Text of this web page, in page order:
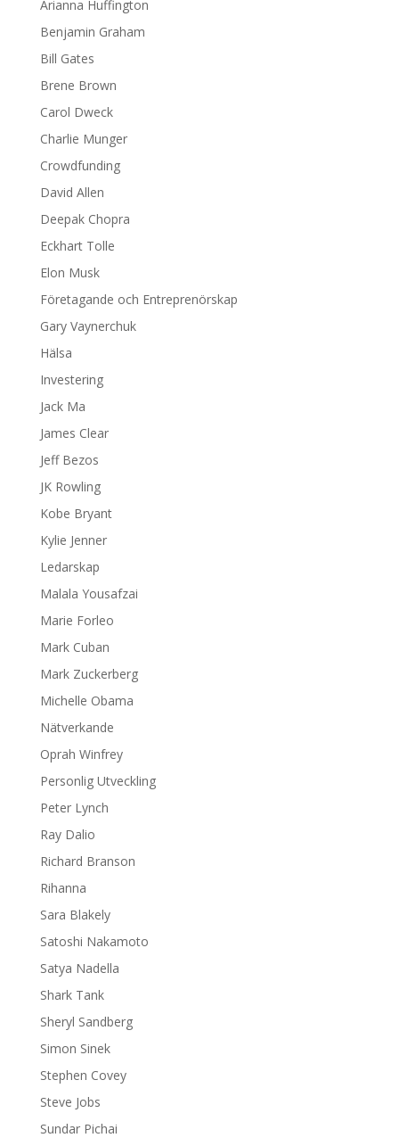
Arianna Huffington
Benjamin Graham
Bill Gates
Brene Brown
Carol Dweck
Charlie Munger
Crowdfunding
David Allen
Deepak Chopra
Eckhart Tolle
Elon Musk
Företagande och Entreprenörskap
Gary Vaynerchuk
Hälsa
Investering
Jack Ma
James Clear
Jeff Bezos
JK Rowling
Kobe Bryant
Kylie Jenner
Ledarskap
Malala Yousafzai
Marie Forleo
Mark Cuban
Mark Zuckerberg
Michelle Obama
Nätverkande
Oprah Winfrey
Personlig Utveckling
Peter Lynch
Ray Dalio
Richard Branson
Rihanna
Sara Blakely
Satoshi Nakamoto
Satya Nadella
Shark Tank
Sheryl Sandberg
Simon Sinek
Stephen Covey
Steve Jobs
Sundar Pichai